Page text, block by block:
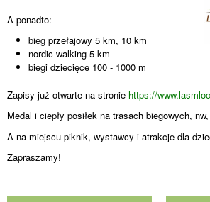
A ponadto:
bieg przełajowy 5 km, 10 km
nordic walking 5 km
biegi dziecięce 100 - 1000 m
Zapisy już otwarte na stronie https://
Medal i ciepły posiłek na trasach biegowych,
A na miejscu piknik, wystawcy i atrakcje dla
Zapraszamy!